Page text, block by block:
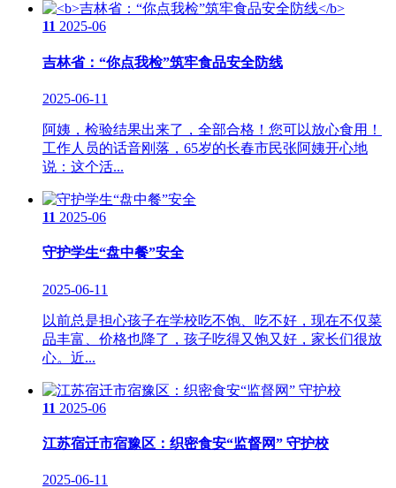
11 2025-06
吉林省：“你点我检”筑牢食品安全防线
2025-06-11
阿姨，检验结果出来了，全部合格！您可以放心食用！
工作人员的话音刚落，65岁的长春市民张阿姨开心地
说：这个活...
11 2025-06
守护学生“盘中餐”安全
2025-06-11
以前总是担心孩子在学校吃不饱、吃不好，现在不仅菜
品丰富、价格也降了，孩子吃得又饱又好，家长们很放
心。近...
11 2025-06
江苏宿迁市宿豫区：织密食安“监督网” 守护校
2025-06-11